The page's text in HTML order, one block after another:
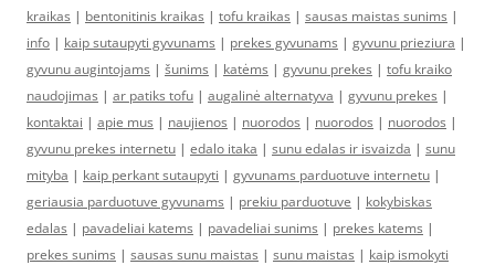
kraikas | bentonitinis kraikas | tofu kraikas | sausas maistas sunims |
info | kaip sutaupyti gyvunams | prekes gyvunams | gyvunu prieziura |
gyvunu augintojams | šunims | katėms | gyvunu prekes | tofu kraiko
naudojimas | ar patiks tofu | augalinė alternatyva | gyvunu prekes |
kontaktai | apie mus | naujienos | nuorodos | nuorodos | nuorodos |
gyvunu prekes internetu | edalo itaka | sunu edalas ir isvaizda | sunu
mityba | kaip perkant sutaupyti | gyvunams parduotuve internetu |
geriausia parduotuve gyvunams | prekiu parduotuve | kokybiskas
edalas | pavadeliai katems | pavadeliai sunims | prekes katems |
prekes sunims | sausas sunu maistas | sunu maistas | kaip ismokyti